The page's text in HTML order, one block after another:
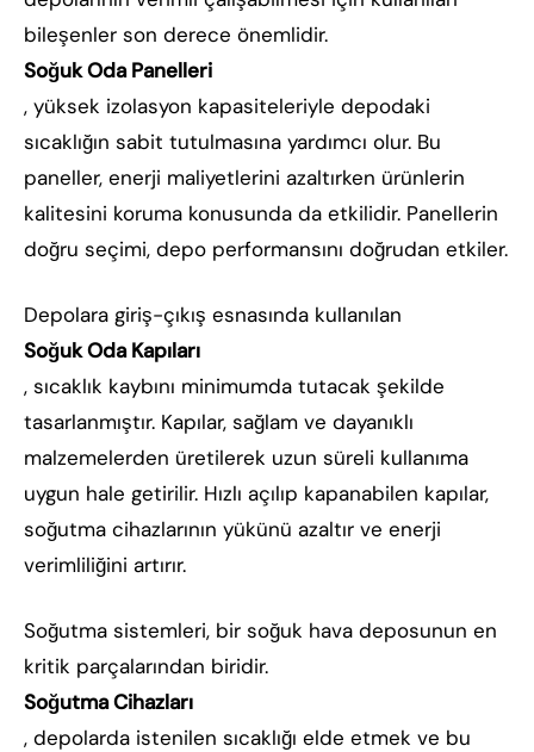
bileşenler son derece önemlidir.
Soğuk Oda Panelleri
, yüksek izolasyon kapasiteleriyle depodaki
sıcaklığın sabit tutulmasına yardımcı olur. Bu
paneller, enerji maliyetlerini azaltırken ürünlerin
kalitesini koruma konusunda da etkilidir. Panellerin
doğru seçimi, depo performansını doğrudan etkiler.
Depolara giriş-çıkış esnasında kullanılan
Soğuk Oda Kapıları
, sıcaklık kaybını minimumda tutacak şekilde
tasarlanmıştır. Kapılar, sağlam ve dayanıklı
malzemelerden üretilerek uzun süreli kullanıma
uygun hale getirilir. Hızlı açılıp kapanabilen kapılar,
soğutma cihazlarının yükünü azaltır ve enerji
verimliliğini artırır.
Soğutma sistemleri, bir soğuk hava deposunun en
kritik parçalarından biridir.
Soğutma Cihazları
, depolarda istenilen sıcaklığı elde etmek ve bu